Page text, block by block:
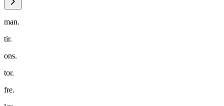
man.
tir.
ons.
tor.
fre.